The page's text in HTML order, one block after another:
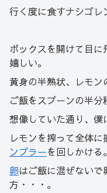
行く度に食すナシゴレ
ボックスを開けて目に
嬉しい。
黄身の半熟状、レモン
ご飯をスプーンの半分
想像していた通り、僕
レモンを搾って全体
ンプラーを回しかける。
卵はご飯に混ぜない
方・・・。